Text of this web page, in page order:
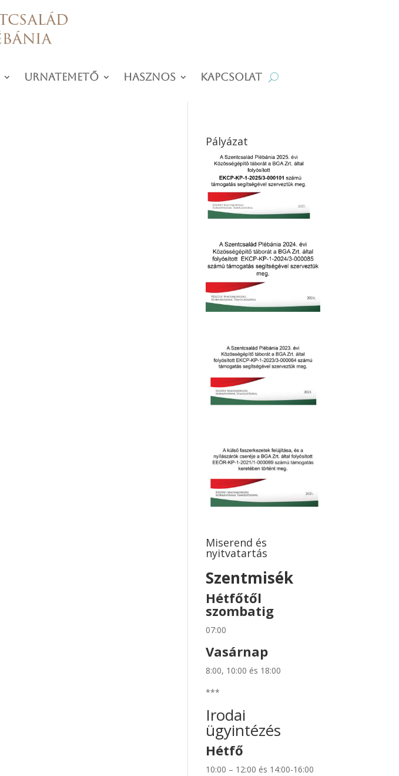
Urnatemető Hasznos Kapcsolat
Pályázat
Miserend és
nyitvatartás
Szentmisék
Hétfőtől
szombatig
07:00
Vasárnap
8:00, 10:00 és 18:00
***
Irodai
ügyintézés
Hétfő
10:00 – 12:00 és 14:00-16:00